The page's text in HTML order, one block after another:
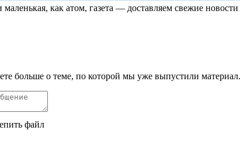
маленькая, как атом, газета — доставляем свежие
больше о теме, по которой мы уже выпустили
файл